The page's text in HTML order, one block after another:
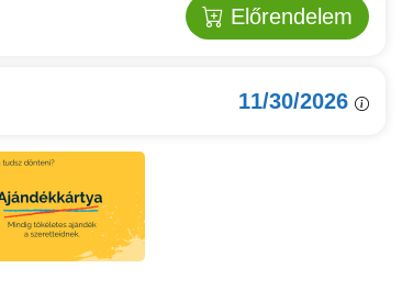
Előrendelem
11/30/2026